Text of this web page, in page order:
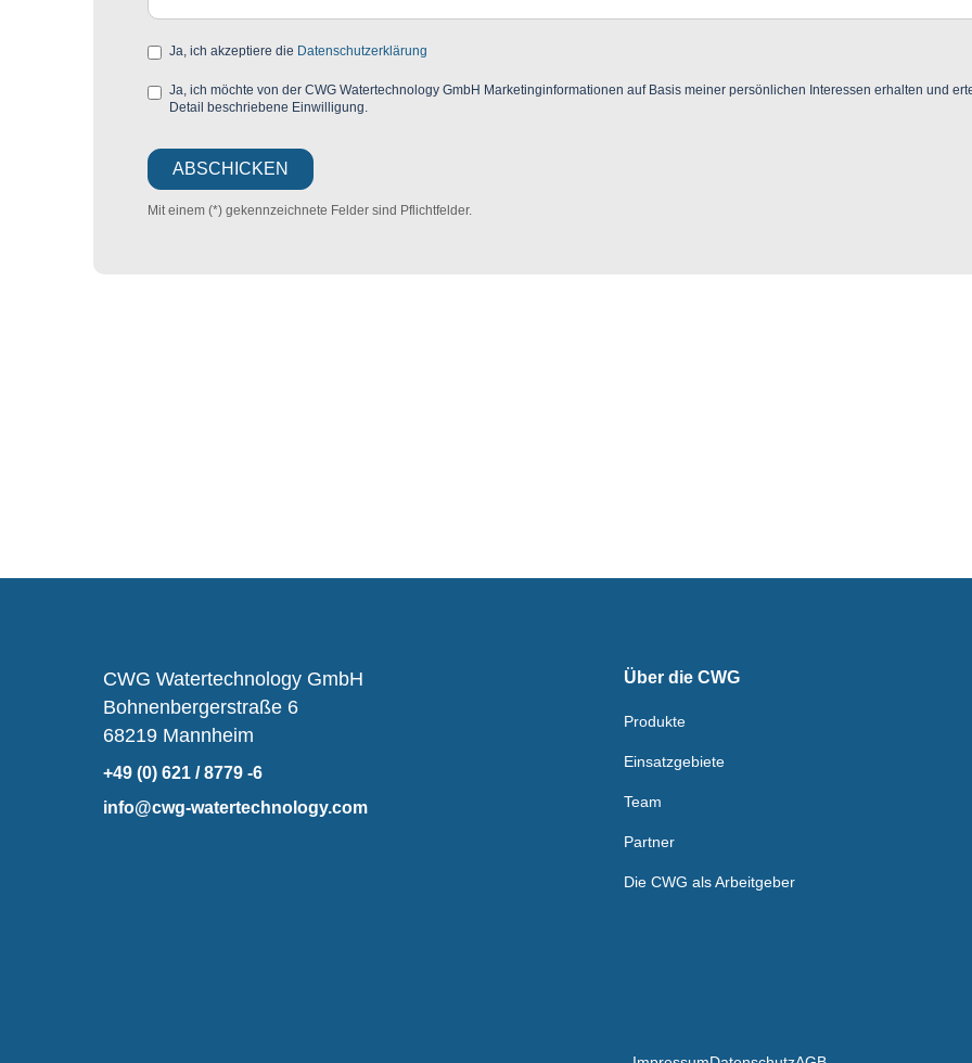
Ja, ich akzeptiere die Datenschutzerklärung
Ja, ich möchte von der CWG Watertechnology GmbH Marketinginformationen auf Basis meiner persönlichen Interessen erhalten und
Detail beschriebene Einwilligung.
Mit einem (*) gekennzeichnete Felder sind Pflichtfelder.
CWG Watertechnology GmbH
Bohnenbergerstraße 6
68219 Mannheim
+49 (0) 621 / 8779 -6
info@cwg-watertechnology.com
Über die CWG
Produkte
Einsatzgebiete
Team
Partner
Die CWG als Arbeitgeber